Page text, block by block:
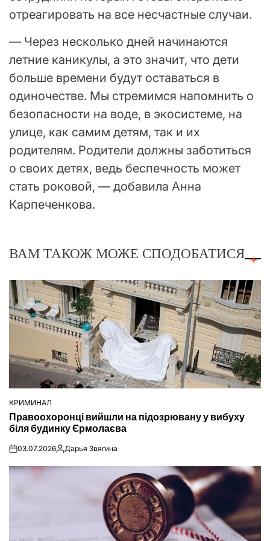
отреагировать на все несчастные случаи.
— Через несколько дней начинаются
летние каникулы, а это значит, что дети
больше времени будут оставаться в
одиночестве. Мы стремимся напомнить о
безопасности на воде, в экосистеме, на
улице, как самим детям, так и их
родителям. Родители должны заботиться
о своих детях, ведь беспечность может
стать роковой, — добавила Анна
Карпеченкова.
ВАМ ТАКОЖ МОЖЕ СПОДОБАТИСЯ
ОПУБЛІКУВАТИ
КРИМИНАЛ
Правоохоронці вийшли на підозрювану у вибуху
біля будинку Єрмолаєва
on03.07.2026Опубліковано
Дарья Звягина